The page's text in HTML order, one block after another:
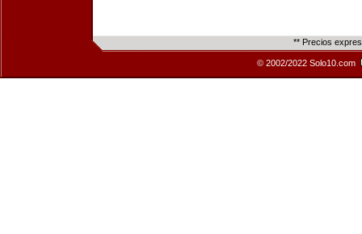
** Precios
© 2002/2022 Solo10.com